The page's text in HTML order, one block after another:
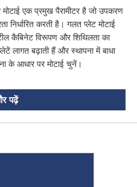
एक प्रमुख पैरामीटर है जो उपकरण
निर्धारित करती है। गलत प्लेट मोटाई
कैबिनेट विरूपण और शिथिलता का
लागत बढ़ाती हैं और स्थापना में बाधा
के आधार पर मोटाई चुनें।
पढ़ें